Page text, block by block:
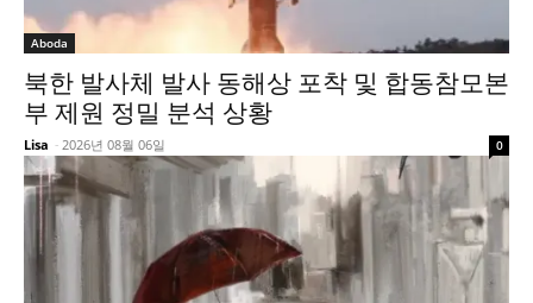
Aboda
북한 발사체 발사 동해상 포착 및 합동참모본
부 제원 정밀 분석 상황
Lisa - 2026년 08월 06일 0